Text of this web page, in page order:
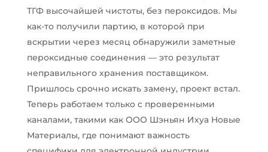
ТГФ высочайшей чистоты, без пероксидов. Мы
как-то получили партию, в которой при
вскрытии через месяц обнаружили заметные
пероксидные соединения — это результат
неправильного хранения поставщиком.
Пришлось срочно искать замену, проект встал.
Теперь работаем только с проверенными
каналами, такими как ООО Шэньян Ихуа Новые
Материалы, где понимают важность